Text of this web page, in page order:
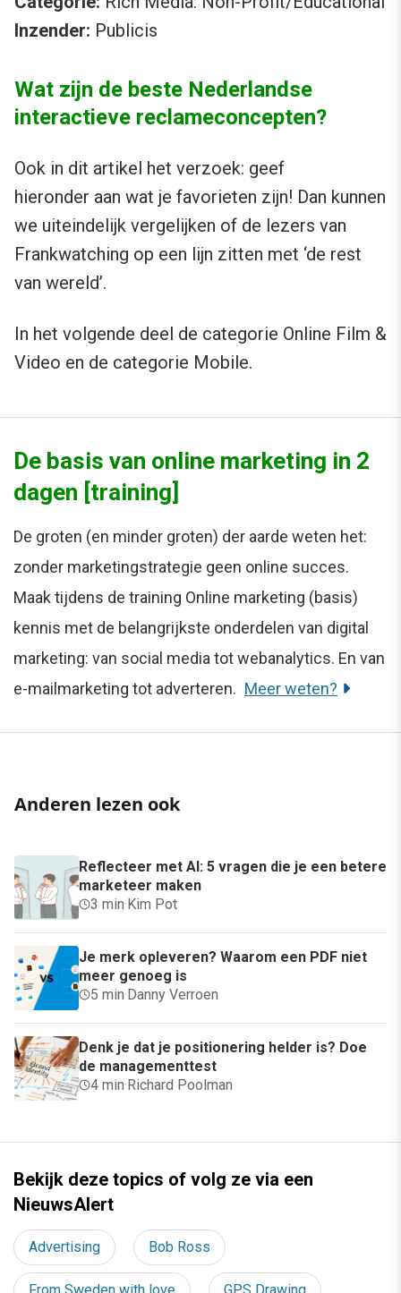
Inzender: Publicis
Wat zijn de beste Nederlandse
interactieve reclameconcepten?
Ook in dit artikel het verzoek: geef
hieronder aan wat je favorieten zijn! Dan kunnen
we uiteindelijk vergelijken of de lezers van
Frankwatching op een lijn zitten met ‘de rest
van wereld’.
In het volgende deel de categorie Online Film &
Video en de categorie Mobile.
De basis van online marketing in 2
dagen [training]
De groten (en minder groten) der aarde weten het:
zonder marketingstrategie geen online succes.
Maak tijdens de training Online marketing (basis)
kennis met de belangrijkste onderdelen van digital
marketing: van social media tot webanalytics. En van
e-mailmarketing tot adverteren. Meer weten?
Anderen lezen ook
Reflecteer met AI: 5 vragen die je een betere
marketeer maken
3 min·Kim Pot
Je merk opleveren? Waarom een PDF niet
meer genoeg is
5 min·Danny Verroen
Denk je dat je positionering helder is? Doe
de managementtest
4 min·Richard Poolman
Bekijk deze topics of volg ze via een
NieuwsAlert
Advertising Bob Ross
From Sweden with love GPS Drawing